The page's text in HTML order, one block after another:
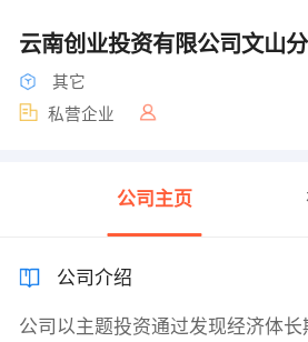
云南创业投资有限公司文山
其它
私营企业
公司主页
公司介绍
公司以主题投资通过发现经济体